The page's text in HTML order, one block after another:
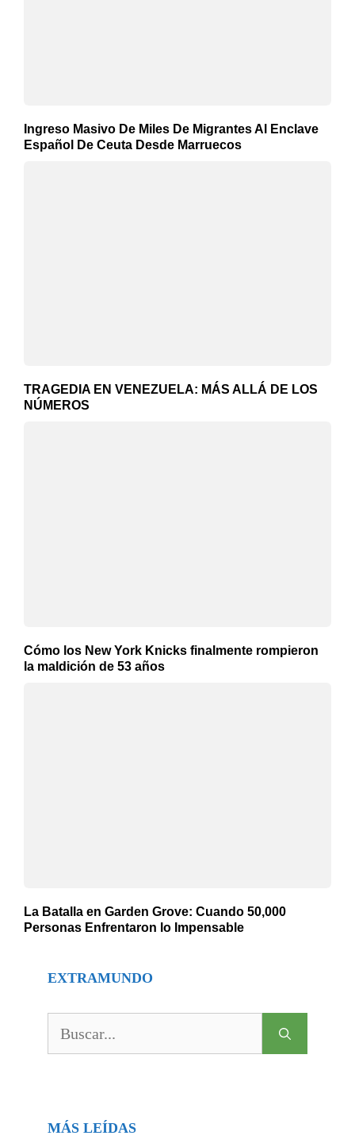
Ingreso Masivo De Miles De Migrantes Al Enclave
Español De Ceuta Desde Marruecos
TRAGEDIA EN VENEZUELA: MÁS ALLÁ DE LOS
NÚMEROS
Cómo los New York Knicks finalmente rompieron
la maldición de 53 años
La Batalla en Garden Grove: Cuando 50,000
Personas Enfrentaron lo Impensable
EXTRAMUNDO
MÁS LEÍDAS